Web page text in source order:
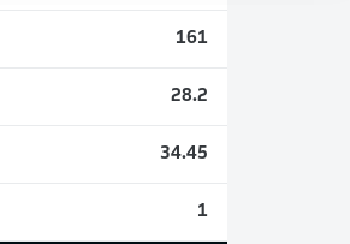
161
28.2
34.45
1